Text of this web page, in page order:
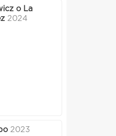
o La
2024
2023